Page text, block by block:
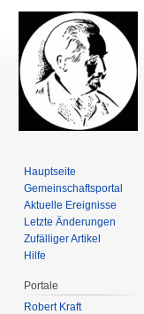
Hauptseite
Gemeinschafts­portal
Aktuelle Ereignisse
Letzte Änderungen
Zufälliger Artikel
Hilfe
Portale
Robert Kraft